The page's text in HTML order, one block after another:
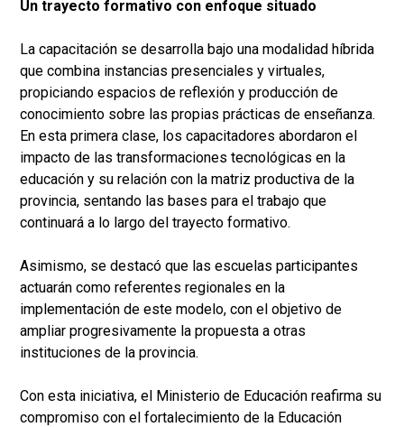
Un trayecto formativo con enfoque situado
La capacitación se desarrolla bajo una modalidad híbrida
que combina instancias presenciales y virtuales,
propiciando espacios de reflexión y producción de
conocimiento sobre las propias prácticas de enseñanza.
En esta primera clase, los capacitadores abordaron el
impacto de las transformaciones tecnológicas en la
educación y su relación con la matriz productiva de la
provincia, sentando las bases para el trabajo que
continuará a lo largo del trayecto formativo.
Asimismo, se destacó que las escuelas participantes
actuarán como referentes regionales en la
implementación de este modelo, con el objetivo de
ampliar progresivamente la propuesta a otras
instituciones de la provincia.
Con esta iniciativa, el Ministerio de Educación reafirma su
compromiso con el fortalecimiento de la Educación